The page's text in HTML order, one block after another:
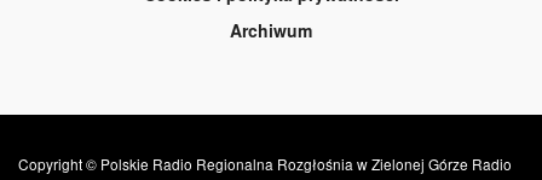
Archiwum
Copyright © Polskie Radio Regionalna Rozgłośnia w Zielonej Górze Radio